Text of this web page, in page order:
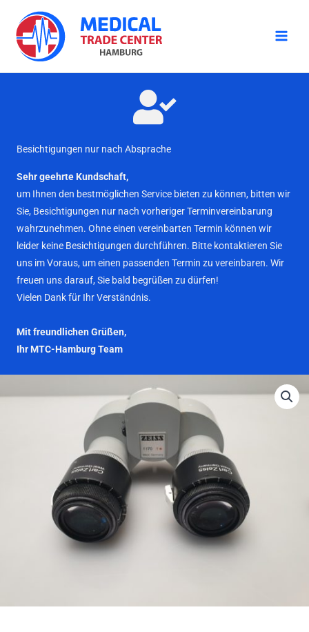
Inhalt
springen
Besichtigungen nur nach Absprache
Sehr geehrte Kundschaft,
um Ihnen den bestmöglichen Service bieten zu können, bitten wir
Sie, Besichtigungen nur nach vorheriger Terminvereinbarung
wahrzunehmen. Ohne einen vereinbarten Termin können wir
leider keine Besichtigungen durchführen. Bitte kontaktieren Sie
uns im Voraus, um einen passenden Termin zu vereinbaren. Wir
freuen uns darauf, Sie bald begrüßen zu dürfen!
Vielen Dank für Ihr Verständnis.
Mit freundlichen Grüßen,
Ihr MTC-Hamburg Team